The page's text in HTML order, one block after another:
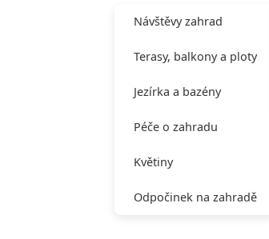
Návštěvy zahrad
Terasy, balkony a ploty
Jezírka a bazény
Péče o zahradu
Květiny
Odpočinek na zahradě